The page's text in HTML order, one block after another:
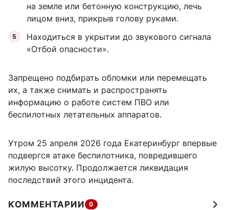
на земле или бетонную конструкцию, лечь
лицом вниз, прикрыв голову руками.
Находиться в укрытии до звукового сигнала
«Отбой опасности».
Запрещено подбирать обломки или перемещать
их, а также снимать и распространять
информацию о работе систем ПВО или
беспилотных летательных аппаратов.
Утром 25 апреля 2026 года Екатеринбург впервые
подвергся атаке беспилотника, повредившего
жилую высотку. Продолжается ликвидация
последствий этого инцидента.
КОММЕНТАРИИ 0